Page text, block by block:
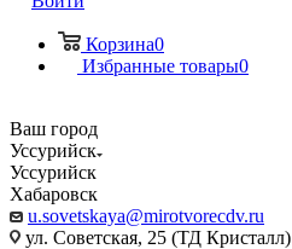
Корзина0
Избранные товары0
Ваш город
Уссурийск
Уссурийск
Хабаровск
u.sovetskaya@mirotvorecdv.ru
ул. Советская, 25 (ТД Кристалл)